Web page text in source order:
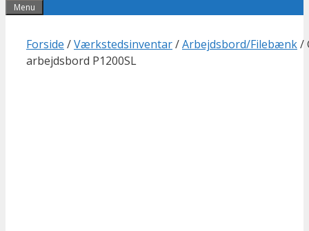
Menu
Forside /Værkstedsinventar/Arbejdsbord/Filebænk/
arbejdsbord P1200SL